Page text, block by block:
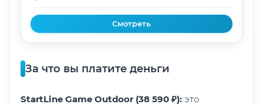
Смотреть
За что вы платите деньги
StartLine Game Outdoor (38 590 ₽): это